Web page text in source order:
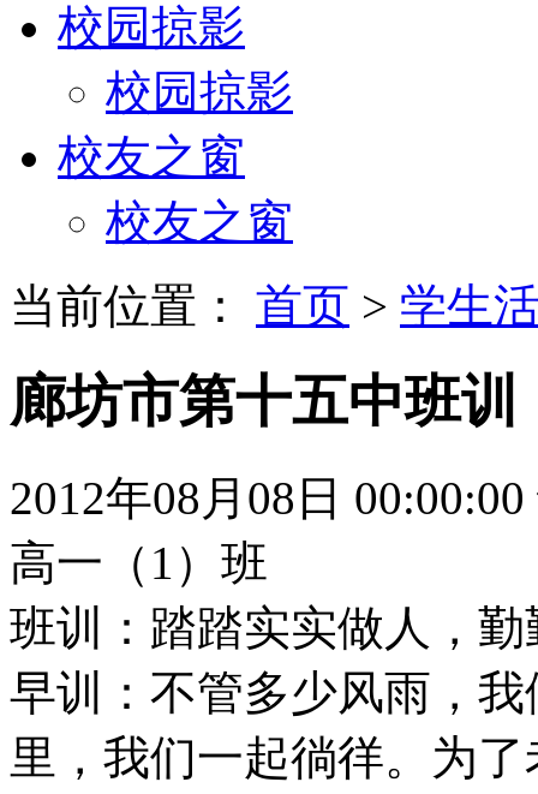
校园掠影
校园掠影
校友之窗
校友之窗
当前位置： 首页 > 学生
廊坊市第十五中班训
2012年08月08日 00:00:00
高一（1）班
班训：踏踏实实做人，
早训：不管多少风雨，
里，我们一起徜徉。为